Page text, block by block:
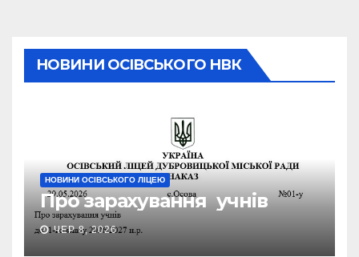
НОВИНИ ОСІВСЬКОГО НВК
НОВИНИ ОСІВСЬКОГО ЛІЦЕЮ
Про зарахування учнів
ЧЕР 8, 2026